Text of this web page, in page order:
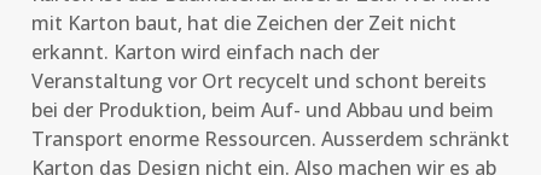
mit Karton baut, hat die Zeichen der Zeit nicht
erkannt. Karton wird einfach nach der
Veranstaltung vor Ort recycelt und schont bereits
bei der Produktion, beim Auf- und Abbau und beim
Transport enorme Ressourcen. Ausserdem schränkt
Karton das Design nicht ein. Also machen wir es ab